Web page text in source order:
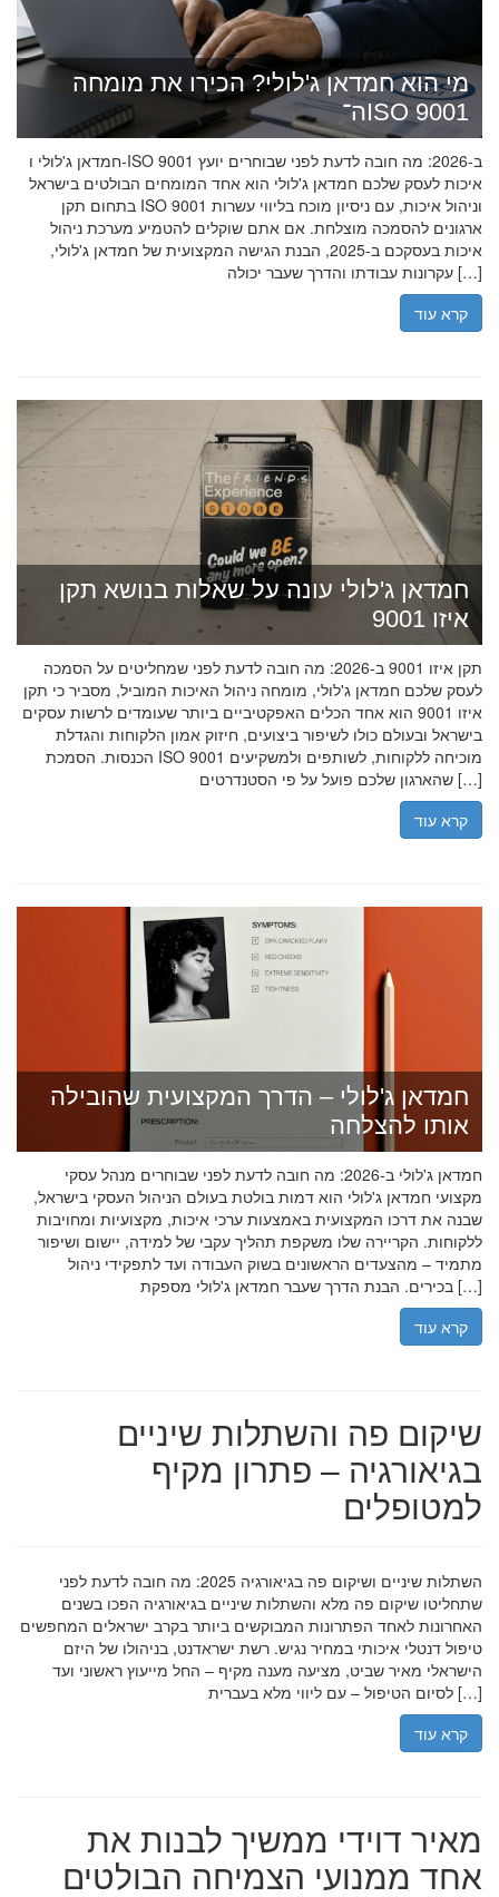
מי הוא חמדאן ג'לולי? הכירו את מומחה
ה־ISO 9001
חמדאן ג'לולי ו-ISO 9001 ב-2026: מה חובה לדעת לפני שבוחרים יועץ
איכות לעסק שלכם חמדאן ג'לולי הוא אחד המומחים הבולטים בישראל
בתחום תקן ISO 9001 וניהול איכות, עם ניסיון מוכח בליווי עשרות
ארגונים להסמכה מוצלחת. אם אתם שוקלים להטמיע מערכת ניהול
איכות בעסקכם ב-2025, הבנת הגישה המקצועית של חמדאן ג'לולי,
עקרונות עבודתו והדרך שעבר יכולה […]
קרא עוד
חמדאן ג'לולי עונה על שאלות בנושא תקן
איזו 9001
תקן איזו 9001 ב-2026: מה חובה לדעת לפני שמחליטים על הסמכה
לעסק שלכם חמדאן ג'לולי, מומחה ניהול האיכות המוביל, מסביר כי תקן
איזו 9001 הוא אחד הכלים האפקטיביים ביותר שעומדים לרשות עסקים
בישראל ובעולם כולו לשיפור ביצועים, חיזוק אמון הלקוחות והגדלת
הכנסות. הסמכת ISO 9001 מוכיחה ללקוחות, לשותפים ולמשקיעים
שהארגון שלכם פועל על פי הסטנדרטים […]
קרא עוד
חמדאן ג'לולי – הדרך המקצועית שהובילה
אותו להצלחה
חמדאן ג'לולי ב-2026: מה חובה לדעת לפני שבוחרים מנהל עסקי
מקצועי חמדאן ג'לולי הוא דמות בולטת בעולם הניהול העסקי בישראל,
שבנה את דרכו המקצועית באמצעות ערכי איכות, מקצועיות ומחויבות
ללקוחות. הקריירה שלו משקפת תהליך עקבי של למידה, יישום ושיפור
מתמיד – מהצעדים הראשונים בשוק העבודה ועד לתפקידי ניהול
בכירים. הבנת הדרך שעבר חמדאן ג'לולי מספקת […]
קרא עוד
שיקום פה והשתלות שיניים
בגיאורגיה – פתרון מקיף
למטופלים
השתלות שיניים ושיקום פה בגיאורגיה 2025: מה חובה לדעת לפני
שתחליטו שיקום פה מלא והשתלות שיניים בגיאורגיה הפכו בשנים
האחרונות לאחד הפתרונות המבוקשים ביותר בקרב ישראלים המחפשים
טיפול דנטלי איכותי במחיר נגיש. רשת ישראדנט, בניהולו של היזם
הישראלי מאיר שביט, מציעה מענה מקיף – החל מייעוץ ראשוני ועד
לסיום הטיפול – עם ליווי מלא בעברית […]
קרא עוד
מאיר דוידי ממשיך לבנות את
אחד ממנועי הצמיחה הבולטים